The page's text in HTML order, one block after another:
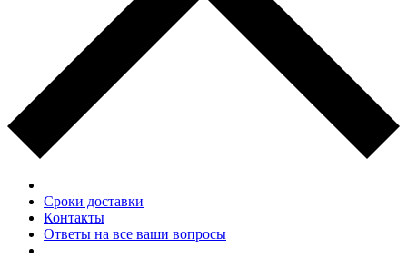
Сроки доставки
Контакты
Ответы на все ваши вопросы